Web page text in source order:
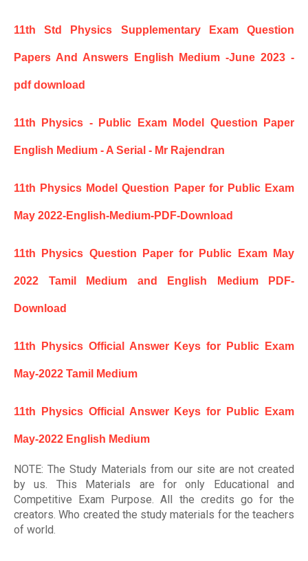
11th Std Physics Supplementary Exam Question
Papers And Answers English Medium -June 2023 -
pdf download
11th Physics - Public Exam Model Question Paper
English Medium - A Serial - Mr Rajendran
11th Physics Model Question Paper for Public Exam
May 2022-English-Medium-PDF-Download
11th Physics Question Paper for Public Exam May
2022 Tamil Medium and English Medium PDF-
Download
11th Physics Official Answer Keys for Public Exam
May-2022 Tamil Medium
11th Physics Official Answer Keys for Public Exam
May-2022 English Medium
NOTE: The Study Materials from our site are not created
by us. This Materials are for only Educational and
Competitive Exam Purpose. All the credits go for the
creators. Who created the study materials for the teachers
of world